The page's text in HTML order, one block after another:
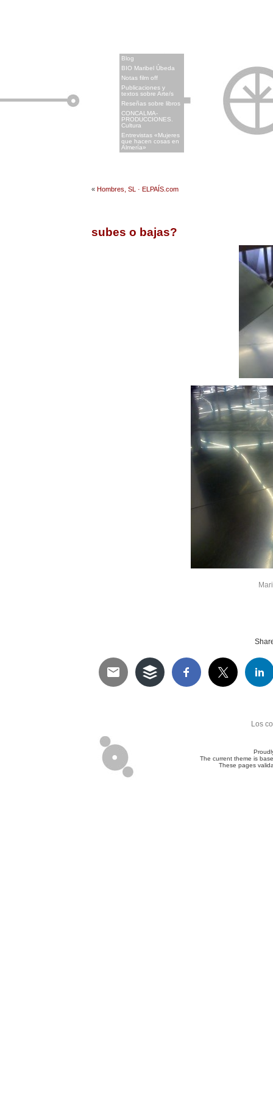
Blog
BIO Maribel Úbeda
Notas film off
Publicaciones y
textos sobre Arte/s
Reseñas sobre libros
CONCALMA-
PRODUCCIONES.
Cultura
Entrevistas «Mujeres
que hacen cosas en
Almería»
« Hombres, SL · ELPAÍS.com
subes o bajas?
Los
The current theme is
These pages